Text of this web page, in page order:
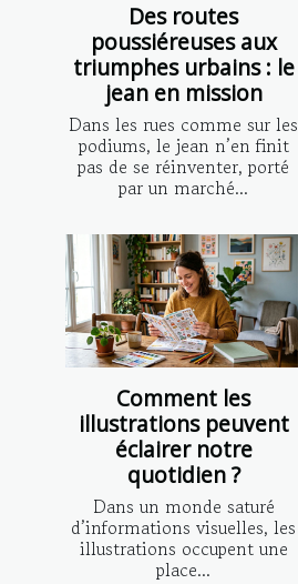
Des routes
poussiéreuses aux
triumphes urbains : le
jean en mission
Dans les rues comme sur les
podiums, le jean n’en finit
pas de se réinventer, porté
par un marché...
Comment les
illustrations peuvent
éclairer notre
quotidien ?
Dans un monde saturé
d’informations visuelles, les
illustrations occupent une
place...